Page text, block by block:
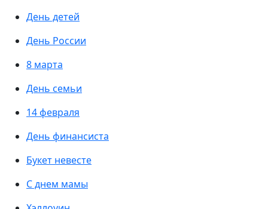
День детей
День России
8 марта
День семьи
14 февраля
День финансиста
Букет невесте
С днем мамы